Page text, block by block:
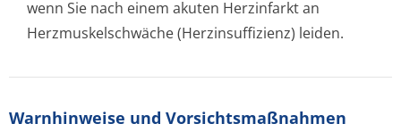
wenn Sie nach einem akuten Herzinfarkt an
Herzmuskelschwäche (Herzinsuffizienz) leiden.
Warnhinweise und Vorsichtsmaßnahmen